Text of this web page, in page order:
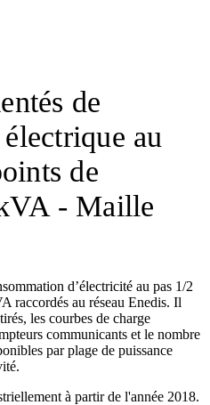
de
au
de
- Maille
d’électricité au pas 1/2
raccordés au réseau Enedis. Il
les courbes de charge
communicants et le nombre
par plage de puissance
à partir de l'année 2018.